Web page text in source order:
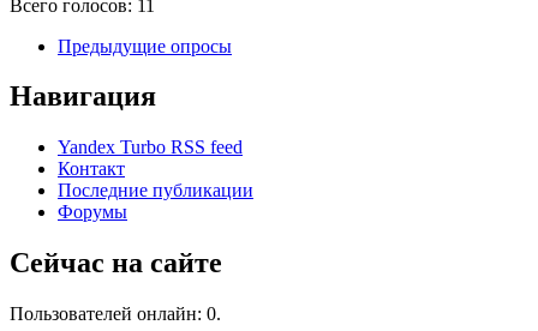
Всего голосов: 11
Предыдущие опросы
Навигация
Yandex Turbo RSS feed
Контакт
Последние публикации
Форумы
Сейчас на сайте
Пользователей онлайн: 0.